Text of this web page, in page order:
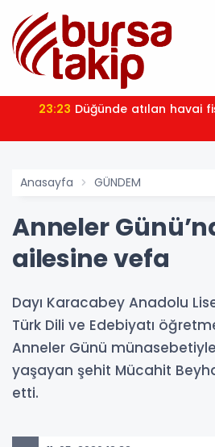
23:23 Düğünde atılan havai
Anasayfa GÜNDEM
Anneler
ailesine vefa
Dayı Karacabey Anadolu
Türk Dili ve Edebiyatı
Anneler Günü
yaşayan şehit Mücahit
etti.